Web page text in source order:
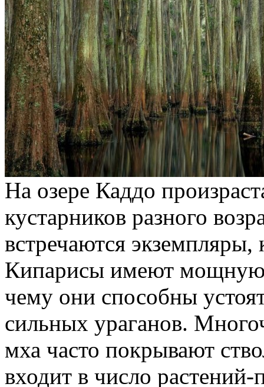
На озере Каддо
кустарников разного
встречаются
Кипарисы имеют мощную
чему они способны
сильных ураганов.
мха часто покрывают
входит в число растений-